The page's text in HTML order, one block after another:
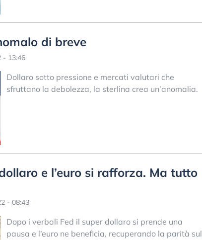
di breve
- 13:46
Dollaro sotto pressione e mercati valutari che
sfruttano la debolezza, la sterlina crea un’anomalia.
e l’euro si rafforza. Ma tutto
- 08:43
Dopo i verbali Fed il super dollaro si prende una
pausa e l’euro ne beneficia, recuperando la parità sul